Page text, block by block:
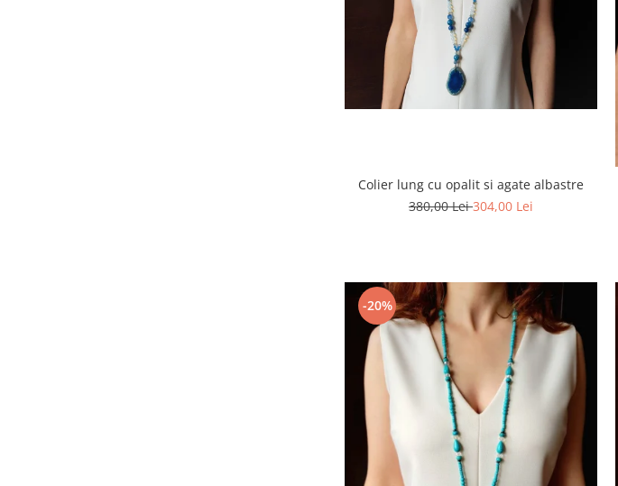
Colier lung cu opalit si agate albastre
380,00 Lei304,00 Lei
-20%